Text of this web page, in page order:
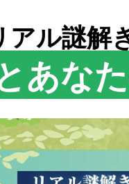
アル謎解
あな